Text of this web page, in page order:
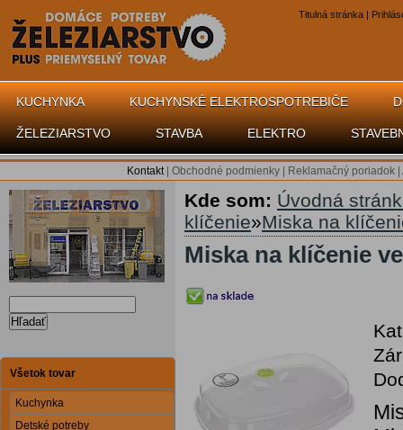
Titulná stránka |
KUCHYNKA KUCHYNSKÉ ELEKTROSPOTREBIČE
ŽELEZIARSTVO STAVBA ELEKTRO
Kontakt| Obchodné podmienky Reklamačný poriadok
Hľadať
Všetok tovar
Kuchynka
Detské potreby
Kde som: Úvodná
klíčenie»Miska na
Miska na klíčenie